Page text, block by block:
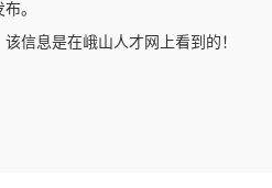
。
信息是在峨山人才网上看到的！